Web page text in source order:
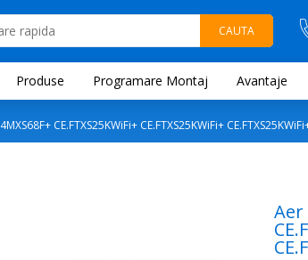
Produse Programare Montaj Avantaje
4MXS68F+ CE.FTXS25KWiFi+ CE.FTXS25KWiFi+